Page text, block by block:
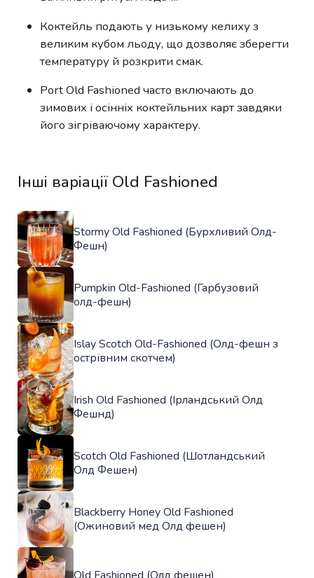
Коктейль подають у низькому келиху з
великим кубом льоду, що дозволяє зберегти
температуру й розкрити смак.
Port Old Fashioned часто включають до
зимових і осінніх коктейльних карт завдяки
його зігріваючому характеру.
Інші варіації Old Fashioned
Stormy Old Fashioned (Бурхливий Олд-
Фешн)
Pumpkin Old-Fashioned (Гарбузовий
олд-фешн)
Islay Scotch Old-Fashioned (Олд-фешн з
острівним скотчем)
Irish Old Fashioned (Ірландський Олд
Фешнд)
Scotch Old Fashioned (Шотландський
Олд Фешен)
Blackberry Honey Old Fashioned
(Ожиновий мед Олд фешен)